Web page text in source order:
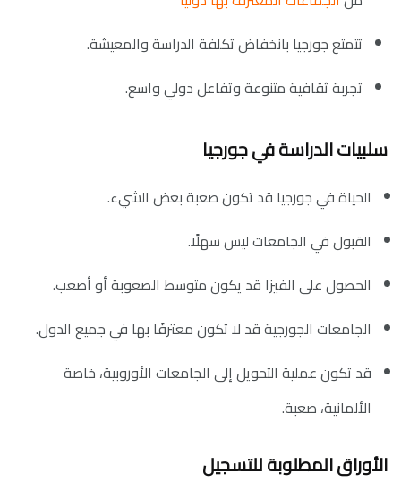
تتمتع جورجيا بانخفاض تكلفة الدراسة والمعيشة.
تجربة ثقافية متنوعة وتفاعل دولي واسع.
سلبيات الدراسة في جورجيا
الحياة في جورجيا قد تكون صعبة بعض الشيء.
القبول في الجامعات ليس سهلًا.
الحصول على الفيزا قد يكون متوسط الصعوبة أو أصعب.
الجامعات الجورجية قد لا تكون معترفًا بها في جميع الدول.
قد تكون عملية التحويل إلى الجامعات الأوروبية، خاصة
الألمانية، صعبة.
الأوراق المطلوبة للتسجيل